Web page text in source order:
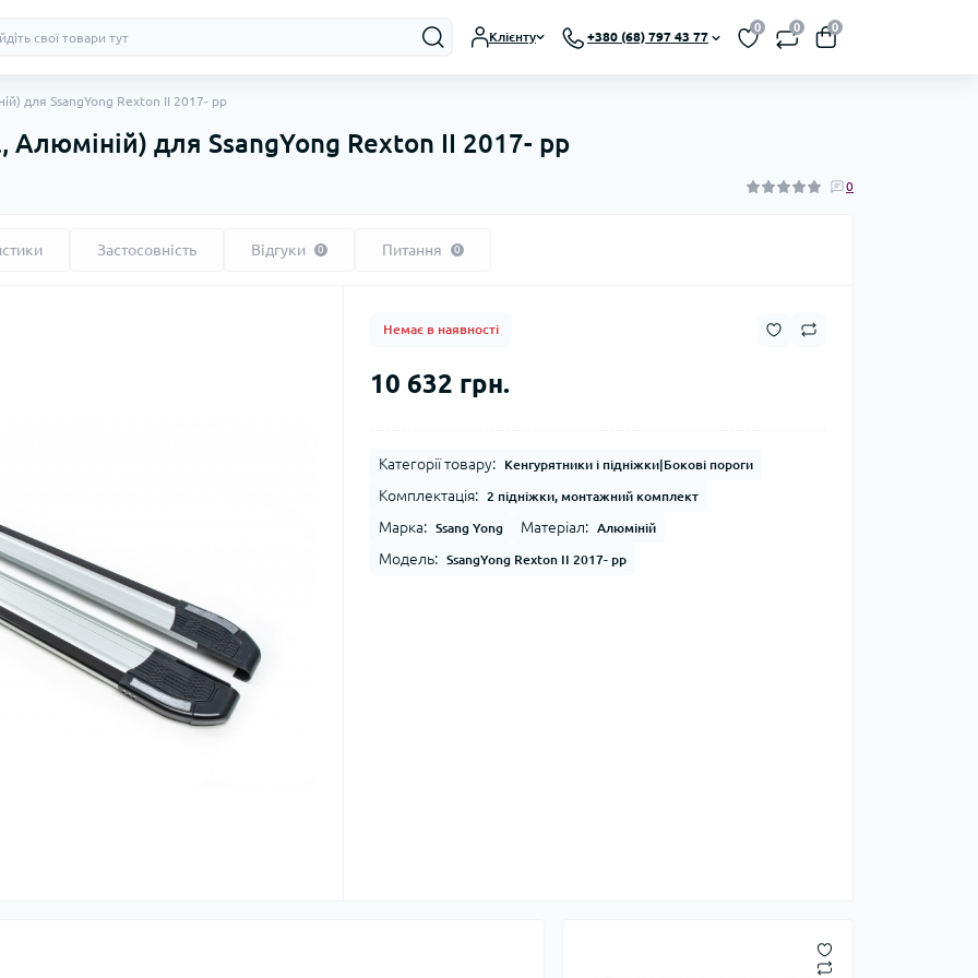
Клієнту +380 (68) 797 43 77
0 0 0
для SsangYong Rexton II 2017- рр
Алюміній) для SsangYong Rexton II 2017- рр
0
Застосовність Відгуки 0 Питання 0
Немає в наявності
10 632 грн.
Категорії товару: Кенгурятники і підніжки|Бокові пороги
Комплектація: 2 підніжки, монтажний комплект
Марка: Ssang Yong Матеріал: Алюміній
Модель: SsangYong Rexton II 2017- рр